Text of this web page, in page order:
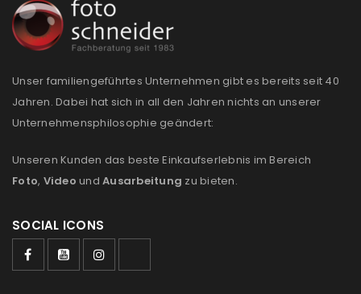
Unser familiengeführtes Unternehmen gibt es bereits seit 40
Jahren. Dabei hat sich in all den Jahren nichts an unserer
Unternehmensphilosophie geändert:
Unseren Kunden das beste Einkaufserlebnis im Bereich
Foto, Video und Ausarbeitung zu bieten.
SOCIAL ICONS